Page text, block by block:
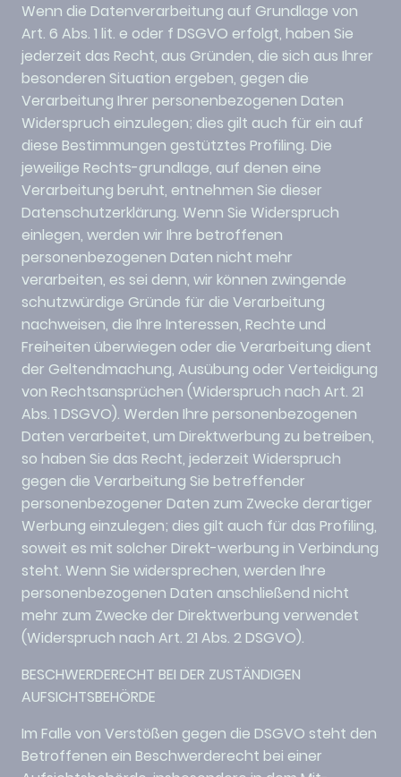
Wenn die Datenverarbeitung auf Grundlage von
Art. 6 Abs. 1 lit. e oder f DSGVO erfolgt, haben Sie
jederzeit das Recht, aus Gründen, die sich aus Ihrer
besonderen Situation ergeben, gegen die
Verarbeitung Ihrer personenbezogenen Daten
Widerspruch einzulegen; dies gilt auch für ein auf
diese Bestimmungen gestütztes Profiling. Die
jeweilige Rechts-grundlage, auf denen eine
Verarbeitung beruht, entnehmen Sie dieser
Datenschutzerklärung. Wenn Sie Widerspruch
einlegen, werden wir Ihre betroffenen
personenbezogenen Daten nicht mehr
verarbeiten, es sei denn, wir können zwingende
schutzwürdige Gründe für die Verarbeitung
nachweisen, die Ihre Interessen, Rechte und
Freiheiten überwiegen oder die Verarbeitung dient
der Geltendmachung, Ausübung oder Verteidigung
von Rechtsansprüchen (Widerspruch nach Art. 21
Abs. 1 DSGVO). Werden Ihre personenbezogenen
Daten verarbeitet, um Direktwerbung zu betreiben,
so haben Sie das Recht, jederzeit Widerspruch
gegen die Verarbeitung Sie betreffender
personenbezogener Daten zum Zwecke derartiger
Werbung einzulegen; dies gilt auch für das Profiling,
soweit es mit solcher Direkt-werbung in Verbindung
steht. Wenn Sie widersprechen, werden Ihre
personenbezogenen Daten anschließend nicht
mehr zum Zwecke der Direktwerbung verwendet
(Widerspruch nach Art. 21 Abs. 2 DSGVO).
BESCHWERDERECHT BEI DER ZUSTÄNDIGEN
AUFSICHTSBEHÖRDE
Im Falle von Verstößen gegen die DSGVO steht den
Betroffenen ein Beschwerderecht bei einer